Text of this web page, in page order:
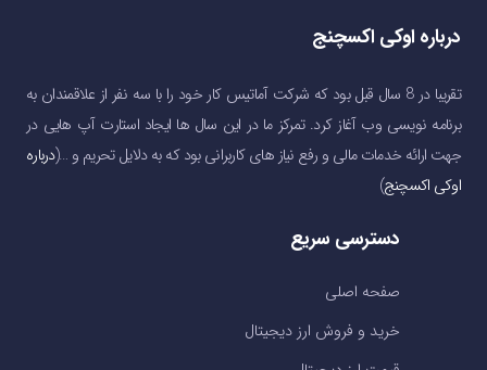
درباره اوکی اکسچنج
تقریبا در 8 سال قبل بود که شرکت آماتیس کار خود را با سه نفر از علاقمندان به
برنامه نویسی وب آغاز کرد. تمرکز ما در این سال ها ایجاد استارت آپ هایی در
جهت ارائه خدمات مالی و رفع نیاز های کاربرانی بود که به دلایل تحریم و …(درباره
اوکی اکسچنج)
دسترسی سریع
صفحه اصلی
خرید و فروش ارز دیجیتال